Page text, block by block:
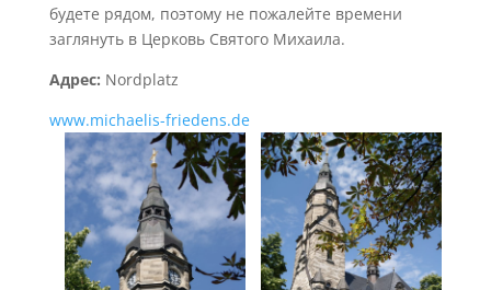
будете рядом, поэтому не пожалейте времени
заглянуть в Церковь Святого Михаила.
Адрес: Nordplatz
www.michaelis-friedens.de